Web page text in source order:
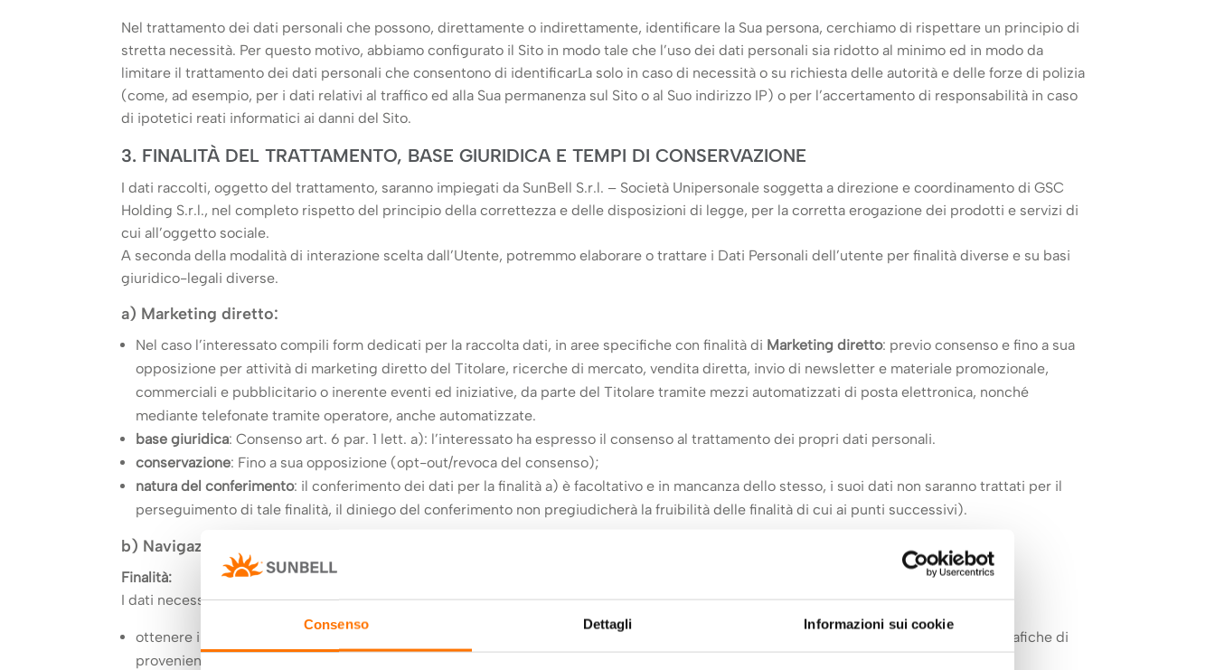
Consenso Dettagli Informazioni sui cookie
Nel trattamento dei dati personali che possono, direttamente o indirettamente, identificare la Sua persona, cerchiamo di rispettare un principio di
stretta necessità. Per questo motivo, abbiamo configurato il Sito in modo tale che l’uso dei dati personali sia ridotto al minimo ed in modo da
limitare il trattamento dei dati personali che consentono di identificarLa solo in caso di necessità o su richiesta delle autorità e delle forze di polizia
(come, ad esempio, per i dati relativi al traffico ed alla Sua permanenza sul Sito o al Suo indirizzo IP) o per l’accertamento di responsabilità in caso
di ipotetici reati informatici ai danni del Sito.
3. FINALITÀ DEL TRATTAMENTO, BASE GIURIDICA E TEMPI DI CONSERVAZIONE
I dati raccolti, oggetto del trattamento, saranno impiegati da SunBell S.r.l. – Società Unipersonale soggetta a direzione e coordinamento di GSC
Holding S.r.l., nel completo rispetto del principio della correttezza e delle disposizioni di legge, per la corretta erogazione dei prodotti e servizi di
cui all’oggetto sociale.
A seconda della modalità di interazione scelta dall’Utente, potremmo elaborare o trattare i Dati Personali dell’utente per finalità diverse e su basi
giuridico-legali diverse.
a) Marketing diretto:
Nel caso l’interessato compili form dedicati per la raccolta dati, in aree specifiche con finalità di Marketing diretto: previo consenso e fino a sua
opposizione per attività di marketing diretto del Titolare, ricerche di mercato, vendita diretta, invio di newsletter e materiale promozionale,
commerciali e pubblicitario o inerente eventi ed iniziative, da parte del Titolare tramite mezzi automatizzati di posta elettronica, nonché
mediante telefonate tramite operatore, anche automatizzate.
base giuridica: Consenso art. 6 par. 1 lett. a): l’interessato ha espresso il consenso al trattamento dei propri dati personali.
conservazione: Fino a sua opposizione (opt-out/revoca del consenso);
natura del conferimento: il conferimento dei dati per la finalità a) è facoltativo e in mancanza dello stesso, i suoi dati non saranno trattati per il
perseguimento di tale finalità, il diniego del conferimento non pregiudicherà la fruibilità delle finalità di cui ai punti successivi).
b) Navigazione sul sito web
Finalità:
I dati necessari per la fruizione dei servizi web, vengono anche trattati allo scopo di:
ottenere informazioni statistiche sull’uso dei servizi (pagine più visitate, numero di visitatori per fascia oraria o giornaliera, aree geografiche di
provenienza, ecc.);